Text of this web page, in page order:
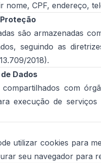
nome, CPF, endereço,
são armazenadas
seguindo as
2018).
Dados
com
execução de
utilizar cookies para
seu navegador para